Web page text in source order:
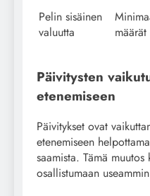
Pelin sisäinen
valuutta
määrät
Päivitysten
etenemiseen
Päivitykset ovat
etenemiseen
saamista. Tämä
osallistumaan